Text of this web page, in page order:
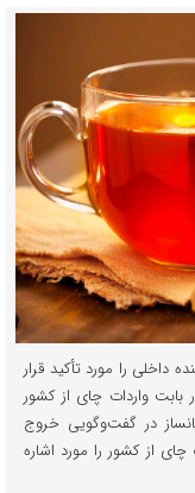
را مورد تأکید قرار
از ۳۰۰ تا ۴۰۰ میلیون دلار بابت واردات چای از کشور
در گفت‌وگویی خروج
بابت واردات چای از کشور را مورد اشاره